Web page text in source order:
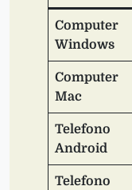
Computer
Windows
Computer
Mac
Telefono
Android
Telefono